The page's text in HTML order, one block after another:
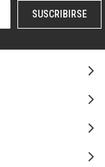
SUSCRIBIRSE